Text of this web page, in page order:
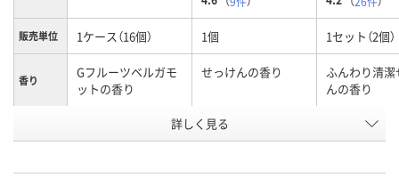
販売単位 1ケース（16個） 1個 1セット（2個）
香り
Gフルーツベルガモ
ットの香り
せっけんの香り
ふんわり清潔
んの香り
3253223 AW37259
詳しく見る